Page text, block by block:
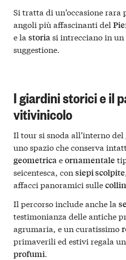
Si tratta di un’occasione rara
angoli più affascinanti del
e la storiasi intrecciano in
suggestione.
I giardini storici e il
vitivinicolo
Il tour si snoda all’interno del
uno spazio che conserva
geometricaeornamentale
seicentesca, con siepi scolpite
affacci panoramici sulle
Il percorso include anche la
testimonianza delle antiche
agrumaria, e un curatissimo
primaverili ed estivi regala
profumi.